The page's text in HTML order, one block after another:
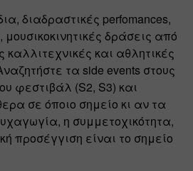
διαδραστικές perfomances,
δράσεις από
καλλιτεχνικές και αθλητικές
τα side events στους
φεστιβάλ (S2, S3) και
σε όποιο σημείο κι αν τα
η συμμετοχικότητα,
προσέγγιση είναι το σημείο